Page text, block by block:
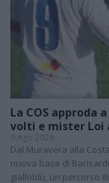
La COS approda
volti e mister Loi
9 Ago 2026
Dal Muravera alla
nuova base di
gialloblù, un percorso